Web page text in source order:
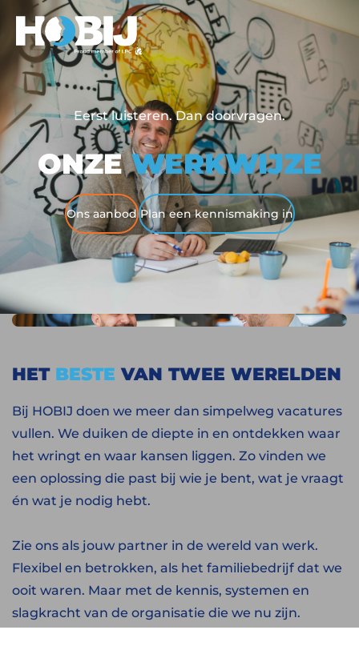
Eerst luisteren. Dan doorvragen.
ONZEWERKWIJZE
Ons aanbod Plan een kennismaking in
HET BESTE VAN TWEE WERELDEN
Bij HOBIJ doen we meer dan simpelweg vacatures
vullen. We duiken de diepte in en ontdekken waar
het wringt en waar kansen liggen. Zo vinden we
een oplossing die past bij wie je bent, wat je vraagt
én wat je nodig hebt.
Zie ons als jouw partner in de wereld van werk.
Flexibel en betrokken, als het familiebedrijf dat we
ooit waren. Maar met de kennis, systemen en
slagkracht van de organisatie die we nu zijn.